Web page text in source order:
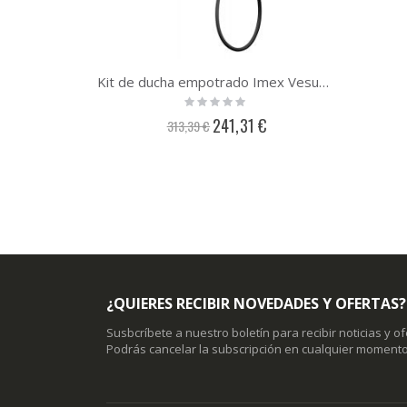
Kit de ducha empotrado Imex Vesubio Negro GTV038-NG
Rating:
313,39 € Precio
especial
241,31 €
¿QUIERES RECIBIR NOVEDADES Y OFERTAS?
Susbcríbete a nuestro boletín para recibir noticias y
Podrás cancelar la subscripción en cualquier